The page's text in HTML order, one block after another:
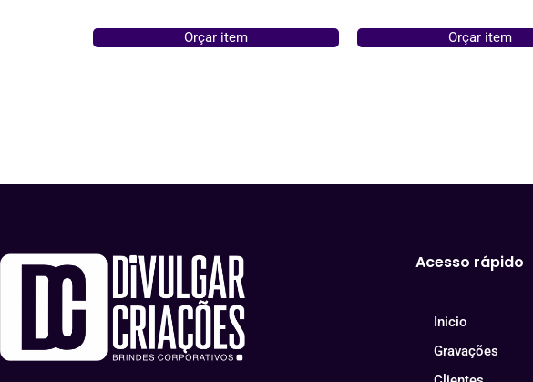
Orçar item Orçar item
Acesso rápido
Inicio
Gravações